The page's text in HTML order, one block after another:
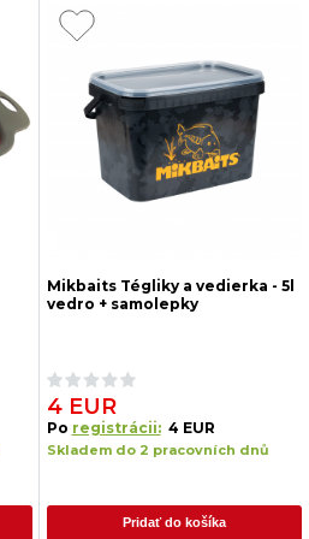
Mikbaits Tégliky a vedierka - 5l
vedro + samolepky
4 EUR
Po registrácii: 4 EUR
Skladem do 2 pracovních dnů
Pridať do košíka